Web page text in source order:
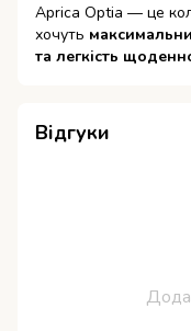
Aprica Optia — це
хочуть
та легкість
Відгуки